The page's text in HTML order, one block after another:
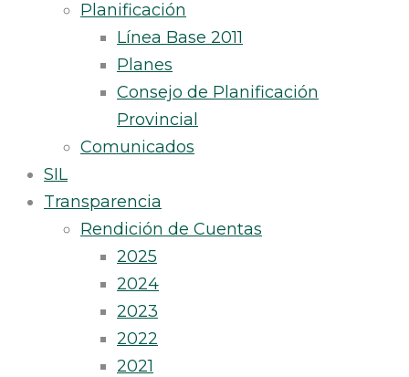
Planificación
Línea Base 2011
Planes
Consejo de Planificación
Provincial
Comunicados
SIL
Transparencia
Rendición de Cuentas
2025
2024
2023
2022
2021